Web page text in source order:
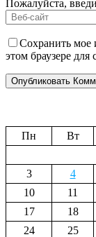
Пожалуйста,
Сохранить мое
этом браузере
Пн
Вт
3
4
10
11
17
18
24
25